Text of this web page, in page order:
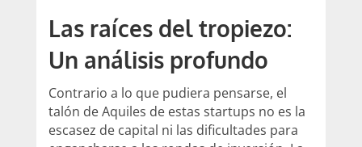
Las raíces del tropiezo:
Un análisis profundo
Contrario a lo que pudiera pensarse, el
talón de Aquiles de estas startups no es la
escasez de capital ni las dificultades para